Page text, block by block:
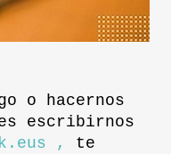
o hacernos
escribirnos
,
te